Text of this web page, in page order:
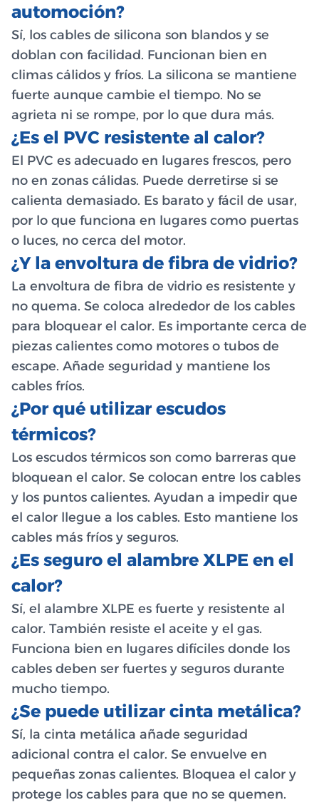
automoción?
Sí, los cables de silicona son blandos y se
doblan con facilidad. Funcionan bien en
climas cálidos y fríos. La silicona se mantiene
fuerte aunque cambie el tiempo. No se
agrieta ni se rompe, por lo que dura más.
¿Es el PVC resistente al calor?
El PVC es adecuado en lugares frescos, pero
no en zonas cálidas. Puede derretirse si se
calienta demasiado. Es barato y fácil de usar,
por lo que funciona en lugares como puertas
o luces, no cerca del motor.
¿Y la envoltura de fibra de vidrio?
La envoltura de fibra de vidrio es resistente y
no quema. Se coloca alrededor de los cables
para bloquear el calor. Es importante cerca de
piezas calientes como motores o tubos de
escape. Añade seguridad y mantiene los
cables fríos.
¿Por qué utilizar escudos
térmicos?
Los escudos térmicos son como barreras que
bloquean el calor. Se colocan entre los cables
y los puntos calientes. Ayudan a impedir que
el calor llegue a los cables. Esto mantiene los
cables más fríos y seguros.
¿Es seguro el alambre XLPE en el
calor?
Sí, el alambre XLPE es fuerte y resistente al
calor. También resiste el aceite y el gas.
Funciona bien en lugares difíciles donde los
cables deben ser fuertes y seguros durante
mucho tiempo.
¿Se puede utilizar cinta metálica?
Sí, la cinta metálica añade seguridad
adicional contra el calor. Se envuelve en
pequeñas zonas calientes. Bloquea el calor y
protege los cables para que no se quemen.